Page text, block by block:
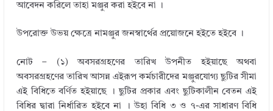
আবেদন করিলে তাহা মঞ্জুর করা হইবে না ।
উপরোক্ত উভয় ক্ষেত্রে নামঞ্জুর জনস্বার্থের প্রয়োজনে হইতে হইবে ।
নোট – (১) অবসরগ্রহণের তারিখ উপনীত হইয়াছে অথবা
অবসরগ্রহণের তারিখ আসন্ন এইরূপ কর্মচারীদের মঞ্জুরযোগ্য ছুটির সীমা
এই বিধিতে বর্ণিত হইয়াছে । ছুটির প্রকার এবং ছুটিকালীন বেতন এই
বিধির দ্বারা নির্ধারিত হইবে না । উহা বিধি ৩ ও ৭-এর সাধারণ বিধি